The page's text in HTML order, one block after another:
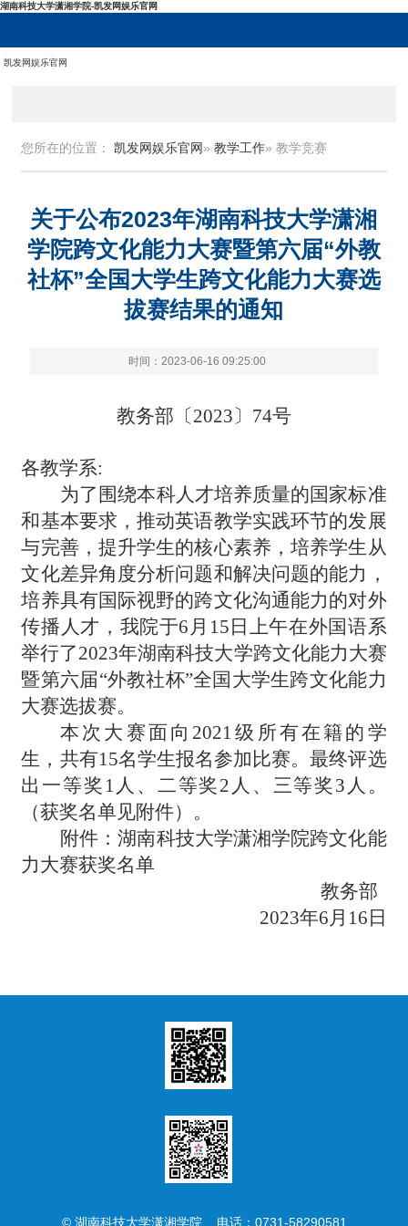
湖南科技大学潇湘学院-凯发网娱乐官网
凯发网娱乐官网
您所在的位置：凯发网娱乐官网»教学工作» 教学竞赛
关于公布2023年湖南科技大学潇湘
学院跨文化能力大赛暨第六届“外教
社杯”全国大学生跨文化能力大赛选
拔赛结果的通知
时间：2023-06-16 09:25:00
教务部〔2023〕74号
各教学系:
为了围绕本科人才培养质量的国家标准
和基本要求，推动英语教学实践环节的发展
与完善，提升学生的核心素养，培养学生从
文化差异角度分析问题和解决问题的能力，
培养具有国际视野的跨文化沟通能力的对外
传播人才，我院于6月15日上午在外国语系
举行了2023年湖南科技大学跨文化能力大赛
暨第六届“外教社杯”全国大学生跨文化能力
大赛选拔赛。
本次大赛面向2021级所有在籍的学
生，共有15名学生报名参加比赛。最终评选
出一等奖1人、二等奖2人、三等奖3人。
（获奖名单见附件）。
附件：湖南科技大学潇湘学院跨文化能
力大赛获奖名单
教务部
2023年6月1 6 日
© 湖南科技大学潇湘学院 电话：0731-58290581